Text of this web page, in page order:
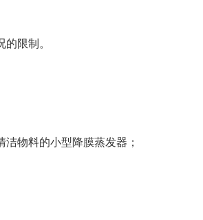
限制。
物料的小型降膜蒸发器；